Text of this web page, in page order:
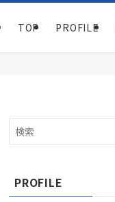
TOP PROFILE
PROFILE